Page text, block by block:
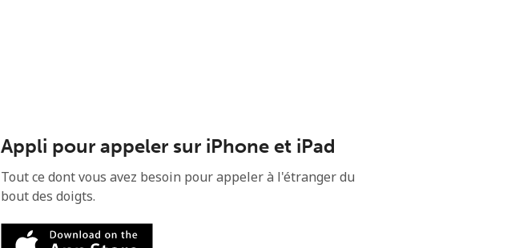
Appli pour appeler sur iPhone et iPad
Tout ce dont vous avez besoin pour appeler à l'étranger du
bout des doigts.